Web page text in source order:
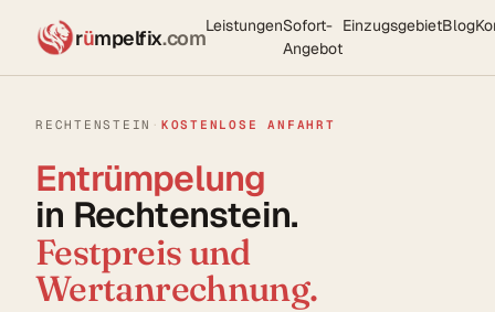
rümpelfix.comLeistungenSofort-
Angebot
EinzugsgebietBlog
RECHTENSTEIN · KOSTENLOSE ANFAHRT
Entrümpelung
in Rechtenstein.
Festpreis und
Wertanrechnung.